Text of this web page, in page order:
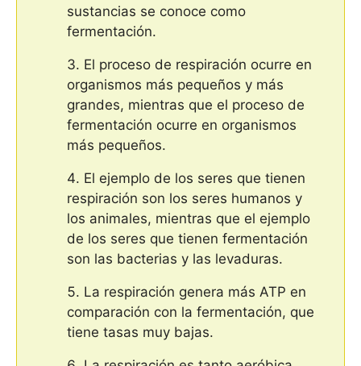
sustancias se conoce como
fermentación.
El proceso de respiración ocurre en
organismos más pequeños y más
grandes, mientras que el proceso de
fermentación ocurre en organismos
más pequeños.
El ejemplo de los seres que tienen
respiración son los seres humanos y
los animales, mientras que el ejemplo
de los seres que tienen fermentación
son las bacterias y las levaduras.
La respiración genera más ATP en
comparación con la fermentación, que
tiene tasas muy bajas.